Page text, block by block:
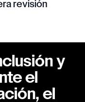
revisión
y
el
el